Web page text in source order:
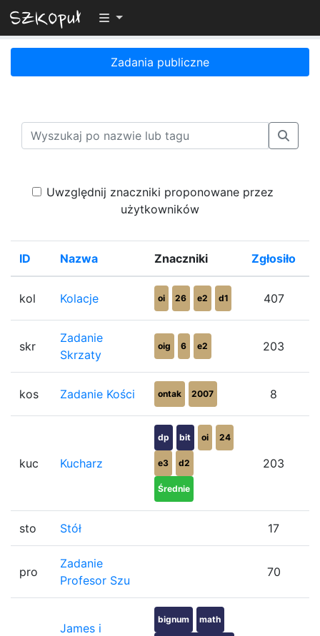
Przełącz widoczność menu
Zadania publiczne
Uwzględnij znaczniki proponowane przez
użytkowników
ID Nazwa Znaczniki Zgłosiło
kol Kolacje oi 26 e2 d1 407
skr
Zadanie
Skrzaty
oig 6 e2 203
kos Zadanie Kości ontak 2007 8
kuc Kucharz
dp bit oi 24
e3 d2
Średnie
203
sto Stół 17
pro
Zadanie
Profesor Szu
70
James i
bignum math